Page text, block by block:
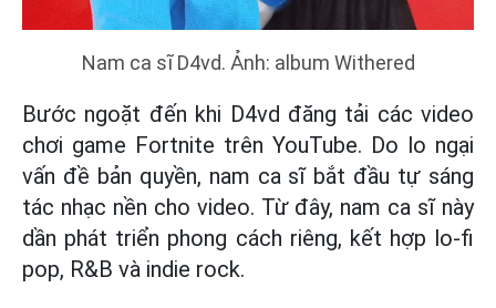
Nam ca sĩ D4vd. Ảnh: album Withered
Bước ngoặt đến khi D4vd đăng tải các video
chơi game Fortnite trên YouTube. Do lo ngại
vấn đề bản quyền, nam ca sĩ bắt đầu tự sáng
tác nhạc nền cho video. Từ đây, nam ca sĩ này
dần phát triển phong cách riêng, kết hợp lo-fi
pop, R&B và indie rock.